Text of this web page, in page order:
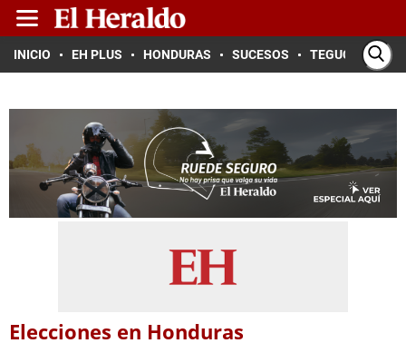
INICIO EH PLUS HONDURAS SUCESOS TEGUCIGALPA
Elecciones en Honduras